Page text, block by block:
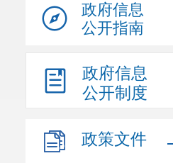
政府信息
公开指南
政府信息
公开制度
政策文件